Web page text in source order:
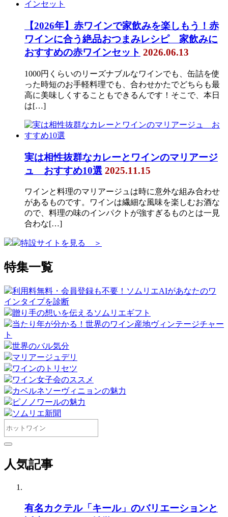
【2026年】赤ワインで家飲みを楽しもう！赤
ワインに合う絶品おつまみレシピ 家飲みに
おすすめの赤ワインセット 2026.06.13
1000円くらいのリーズナブルなワインでも、缶詰を使
った時短のお手軽料理でも、合わせかたでどちらも最
高に美味しくすることもできるんです！そこで、本日
は[…]
実は相性抜群なカレーとワインのマリアージ
ュ おすすめ10選 2025.11.15
ワインと料理のマリアージュは時に意外な組み合わせ
があるものです。ワインは繊細な風味を楽しむお酒な
ので、料理の味のインパクトが強すぎるものとは一見
合わな[…]
特設サイトを見る ＞
特集一覧
利用料無料・会員登録も不要！ソムリエAIがあなたのワ
インタイプを診断
贈り手の想いを伝えるソムリエギフト
当たり年が分かる！世界のワイン産地ヴィンテージチャー
ト
世界のバル気分
マリアージュデリ
ワインのトリセツ
ワイン女子会のススメ
カベルネソーヴィニョンの魅力
ピノノワールの魅力
ソムリエ新聞
人気記事
有名カクテル「キール」のバリエーションと